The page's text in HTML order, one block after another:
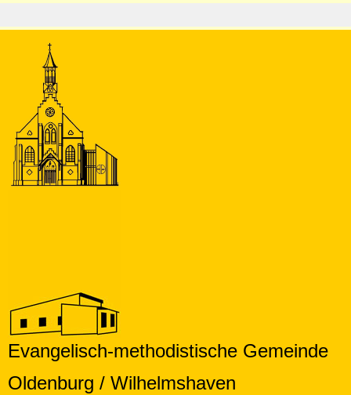
Evangelisch-methodistische Gemeinde
Oldenburg / Wilhelmshaven